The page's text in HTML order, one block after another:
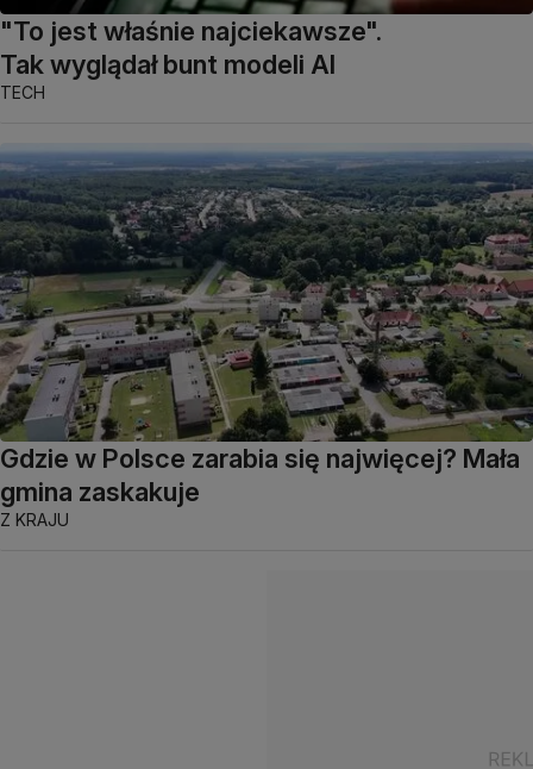
"To jest właśnie najciekawsze".
Tak wyglądał bunt modeli AI
TECH
Gdzie w Polsce zarabia się najwięcej? Mała
gmina zaskakuje
Z KRAJU